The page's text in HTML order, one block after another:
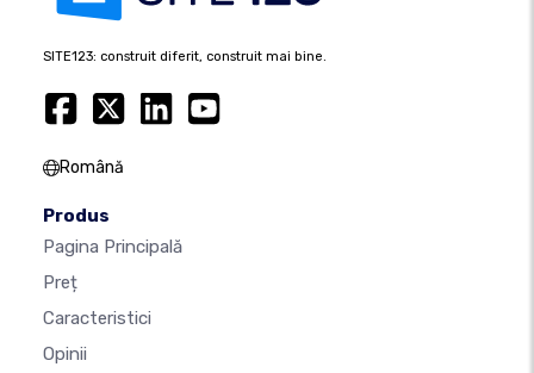
SITE123: construit diferit, construit mai bine.
Română
Produs
Pagina Principală
Preț
Caracteristici
Opinii